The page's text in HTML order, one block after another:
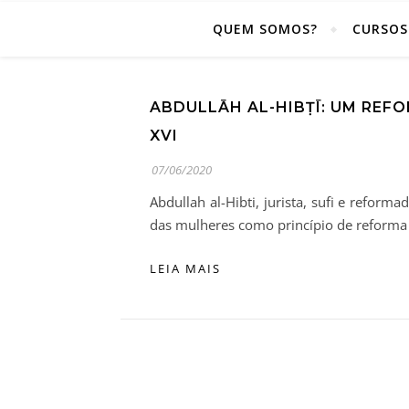
QUEM SOMOS? CURSOS
ABDULLĀH AL-HIBṬĪ: UM
XVI
07/06/2020
Abdullah al-Hibti, jurista, sufi e
das mulheres como princípio de
LEIA MAIS